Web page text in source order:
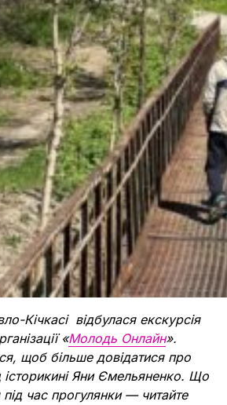
Кічкасі відбулася екскурсія
«Молодь Онлайн».
щоб більше довідатися про
історикині Яни Ємельяненко. Що
під час прогулянки — читайте